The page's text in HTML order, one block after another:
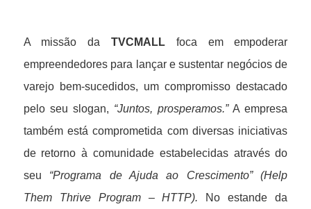
A missão da TVCMALL foca em empoderar
empreendedores para lançar e sustentar negócios de
varejo bem-sucedidos, um compromisso destacado
pelo seu slogan, “Juntos, prosperamos.”A empresa
também está comprometida com diversas iniciativas
de retorno à comunidade estabelecidas através do
seu “Programa de Ajuda ao Crescimento” (Help
Them Thrive Program – HTTP). No estande da